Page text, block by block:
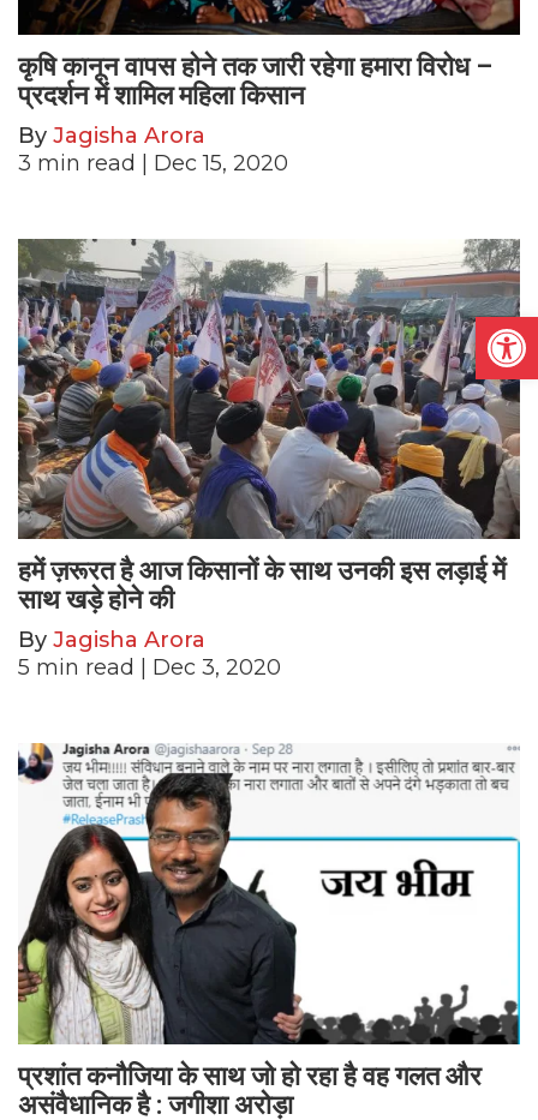
कृषि कानून वापस होने तक जारी रहेगा हमारा विरोध –
प्रदर्शन में शामिल महिला किसान
By Jagisha Arora
3 min read | Dec 15, 2020
हमें ज़रूरत है आज किसानों के साथ उनकी इस लड़ाई में
साथ खड़े होने की
By Jagisha Arora
5 min read | Dec 3, 2020
प्रशांत कनौजिया के साथ जो हो रहा है वह गलत और
असंवैधानिक है : जगीशा अरोड़ा